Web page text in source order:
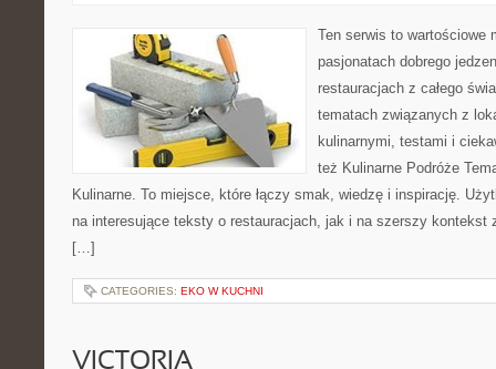
Ten serwis to wartościowe
pasjonatach dobrego
restauracjach z całego
tematach związanych z
kulinarnymi, testami i
też Kulinarne Podróże
Kulinarne. To miejsce, które łączy smak, wiedzę i inspirację.
na interesujące teksty o restauracjach, jak i na szerszy kontekst
[…]
CATEGORIES: EKO W KUCHNI
VICTORIA